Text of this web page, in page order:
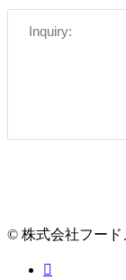
© 株式会社フード
